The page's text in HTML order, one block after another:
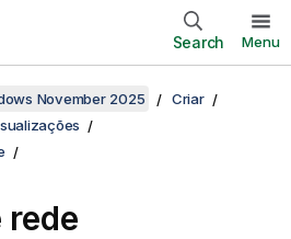
Search Menu
November 2025
Criar
rede